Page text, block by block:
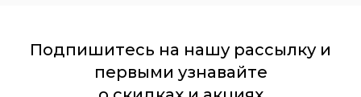
Подпишитесь на нашу рассылку и
первыми узнавайте